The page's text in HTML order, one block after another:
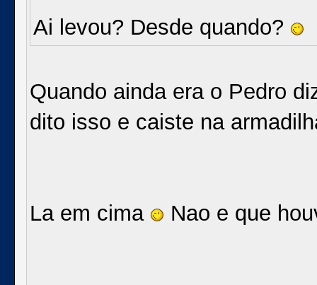
Ai levou? Desde quando?
Quando ainda era o Pedro
dito isso e caiste na
La em cima Nao e que